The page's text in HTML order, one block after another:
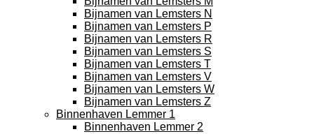
Bijnamen van Lemsters N
Bijnamen van Lemsters P
Bijnamen van Lemsters R
Bijnamen van Lemsters S
Bijnamen van Lemsters T
Bijnamen van Lemsters V
Bijnamen van Lemsters W
Bijnamen van Lemsters Z
Binnenhaven Lemmer 1
Binnenhaven Lemmer 2